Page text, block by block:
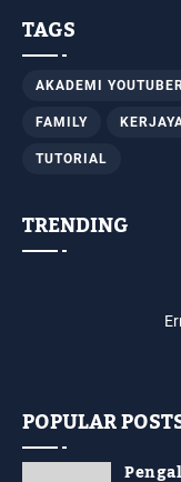
TAGS
AKADEMI YOUTUBER
FAMILY
TUTORIAL
TRENDING
POPULAR